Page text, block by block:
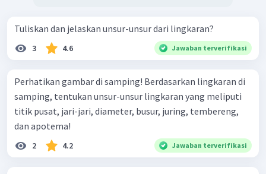
Tuliskan dan jelaskan unsur-unsur dari lingkaran?
3 4.6 Jawaban terverifikasi
Perhatikan gambar di samping! Berdasarkan lingkaran di
samping, tentukan unsur-unsur lingkaran yang meliputi
titik pusat, jari-jari, diameter, busur, juring, tembereng,
dan apotema!
2 4.2 Jawaban terverifikasi